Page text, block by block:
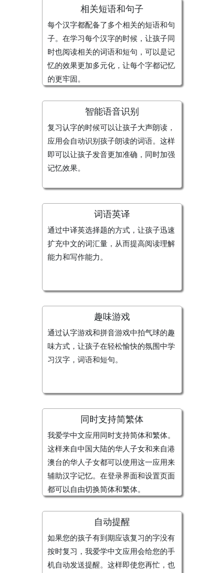
相关短语和句子
每个汉字都配备了多个相关的短语和句
子。在学习每个汉字的时候，让孩子同
时也阅读相关的词语和短句，可以是记
忆的效果更加多元化，让每个字都记忆
的更牢固。
智能语音识别
复习认字的时候可以让孩子大声朗读，
应用会自动识别孩子朗读的词语。这样
即可以让孩子发音更加准确，同时加强
记忆效果。
词语英译
通过中译英选择题的方式，让孩子迅速
扩充中文的词汇量，从而提高阅读理解
能力和写作能力。
趣味游戏
通过认字游戏和拼音游戏中拍气球的趣
味方式，让孩子在轻松愉快的氛围中学
习汉字，词语和短句。
同时支持简繁体
我爱学中文应用同时支持简体和繁体。
这样来自中国大陆的华人子女和来自港
澳台的华人子女都可以使用这一应用来
辅助汉字记忆。在登录界面和设置页面
都可以自由切换简体和繁体。
自动提醒
如果您的孩子有到期应该复习的字没有
按时复习，我爱学中文应用会给您的手
机自动发送提醒。这样即使您再忙，也